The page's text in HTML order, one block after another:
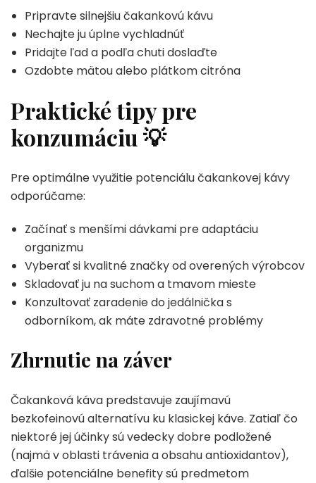
Pripravte silnejšiu čakankovú kávu
Nechajte ju úplne vychladnúť
Pridajte ľad a podľa chuti doslaďte
Ozdobte mätou alebo plátkom citróna
Praktické tipy pre
konzumáciu 💡
Pre optimálne využitie potenciálu čakankovej kávy
odporúčame:
Začínať s menšími dávkami pre adaptáciu
organizmu
Vyberať si kvalitné značky od overených výrobcov
Skladovať ju na suchom a tmavom mieste
Konzultovať zaradenie do jedálnička s
odborníkom, ak máte zdravotné problémy
Zhrnutie na záver
Čakanková káva predstavuje zaujímavú
bezkofeinovú alternatívu ku klasickej káve. Zatiaľ čo
niektoré jej účinky sú vedecky dobre podložené
(najmä v oblasti trávenia a obsahu antioxidantov),
ďalšie potenciálne benefity sú predmetom